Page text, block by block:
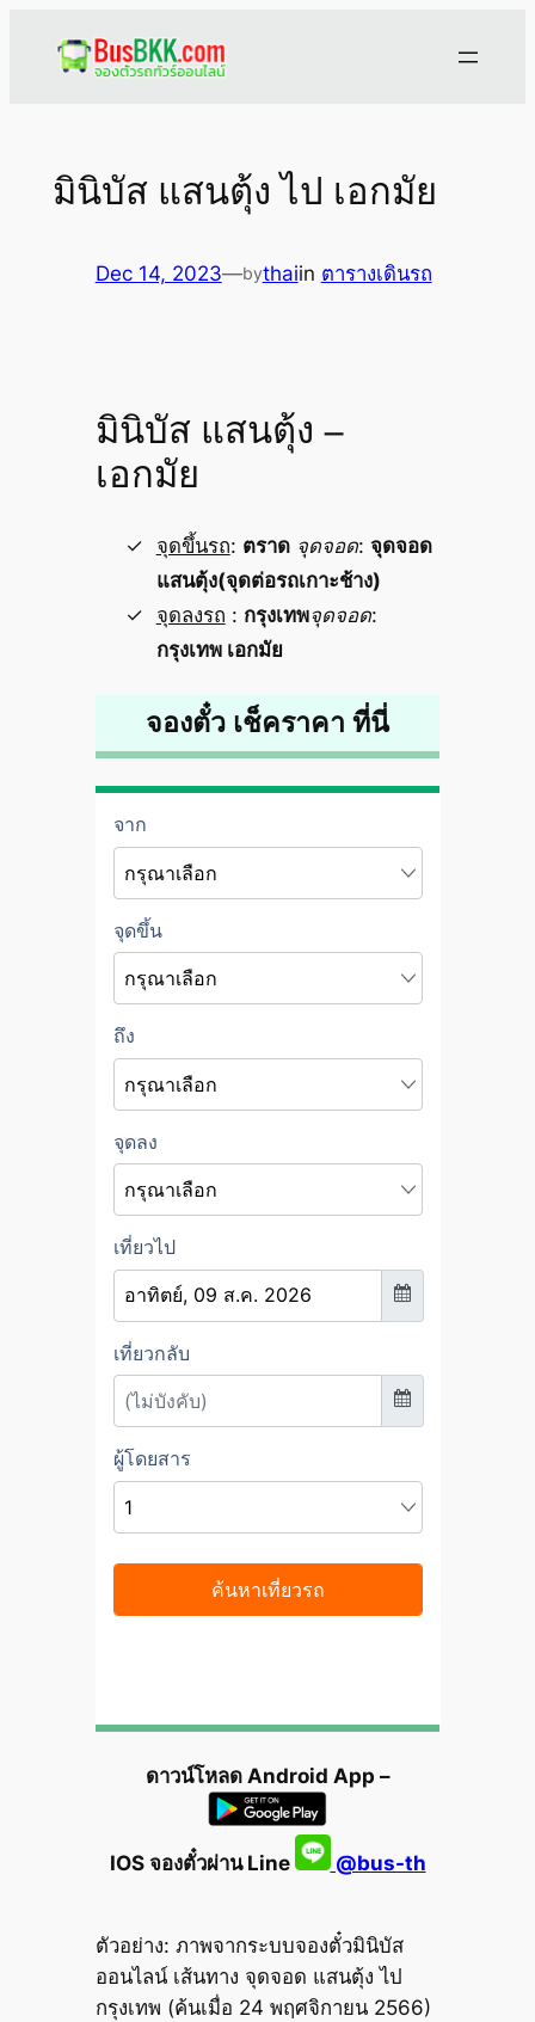
มินิบัส แสนตุ้ง ไป เอกมัย
Dec 14, 2023—bythaiin ตารางเดินรถ
มินิบัส แสนตุ้ง –
เอกมัย
จุดขึ้นรถ: ตราด จุดจอด: จุดจอด
แสนตุ้ง(จุดต่อรถเกาะช้าง)
จุดลงรถ : กรุงเทพจุดจอด:
กรุงเทพ เอกมัย
จองตั๋ว เช็คราคา ที่นี่
ดาวน์โหลด Android App –
IOS จองตั๋วผ่าน Line @bus-th
ตัวอย่าง: ภาพจากระบบจองตั๋วมินิบัส
ออนไลน์ เส้นทาง จุดจอด แสนตุ้ง ไป
กรุงเทพ (ค้นเมื่อ 24 พฤศจิกายน 2566)